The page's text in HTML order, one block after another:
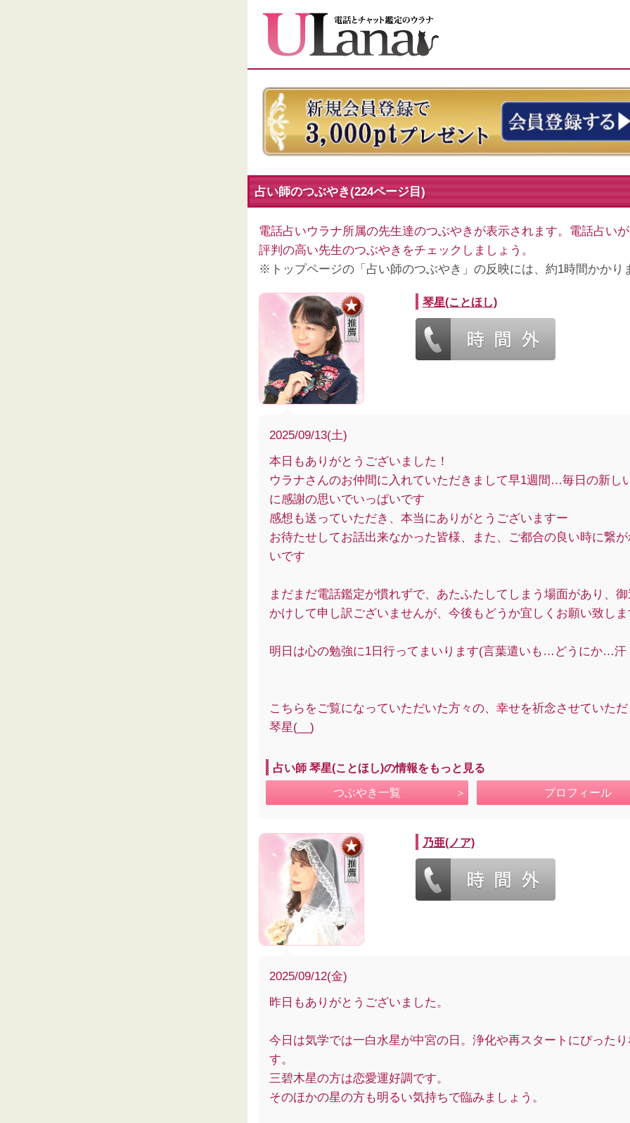
占い師のつぶやき(224ページ目)
電話占いウラナ所属の先生達のつぶやきが表示されます。電話占い
評判の高い先生のつぶやきをチェックしましょう。
※トップページの「占い師のつぶやき」の反映には、約1時間かかり
琴星(ことほし)
2025/09/13(土)
本日もありがとうございました！
ウラナさんのお仲間に入れていただきまして早1週間…毎日の新し
に感謝の思いでいっぱいです
感想も送っていただき、本当にありがとうございますー
お待たせしてお話出来なかった皆様、また、ご都合の良い時に繋
いです
まだまだ電話鑑定が慣れずで、あたふたしてしまう場面があり、
かけして申し訳ございませんが、今後もどうか宜しくお願い致し
明日は心の勉強に1日行ってまいります(言葉遣いも…どうにか…汗
こちらをご覧になっていただいた方々の、幸せを祈念させていた
琴星(__)
占い師 琴星(ことほし)の情報をもっと見る
つぶやき一覧 プロフィール
乃亜(ノア)
2025/09/12(金)
昨日もありがとうございました。
今日は気学では一白水星が中宮の日。浄化や再スタートにぴった
す。
三碧木星の方は恋愛運好調です。
そのほかの星の方も明るい気持ちで臨みましょう。